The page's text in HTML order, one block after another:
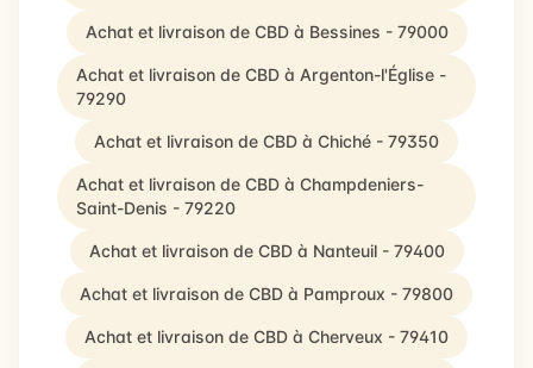
Achat et livraison de CBD à Bessines - 79000
Achat et livraison de CBD à Argenton-l'Église -
79290
Achat et livraison de CBD à Chiché - 79350
Achat et livraison de CBD à Champdeniers-
Saint-Denis - 79220
Achat et livraison de CBD à Nanteuil - 79400
Achat et livraison de CBD à Pamproux - 79800
Achat et livraison de CBD à Cherveux - 79410